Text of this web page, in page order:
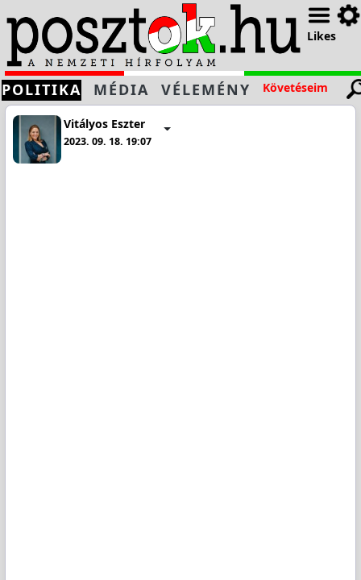
Likes
POLITIKA MÉDIA VÉLEMÉNY Követéseim
Vitályos Eszter
2023. 09. 18. 19:07